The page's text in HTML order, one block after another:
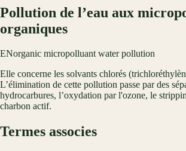
Pollution de l’eau aux
organiques
ENorganic micropolluant water pollution
Elle concerne les solvants chlorés
L’élimination de cette pollution passe par des
hydrocarbures, l’oxydation par l'ozone, le
charbon actif.
Termes associes